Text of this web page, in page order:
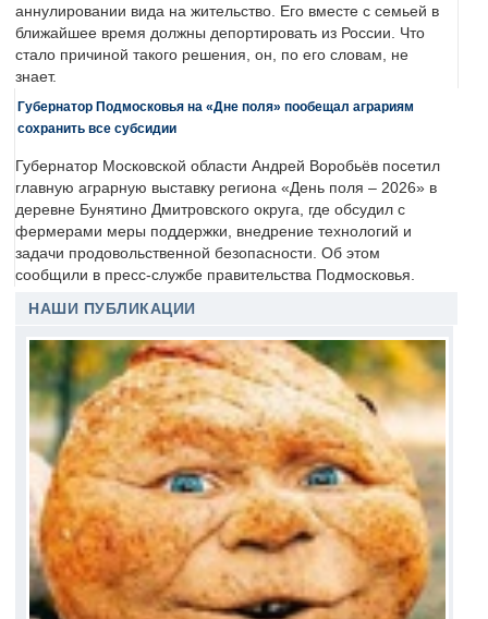
аннулировании вида на жительство. Его вместе с семьей в
ближайшее время должны депортировать из России. Что
стало причиной такого решения, он, по его словам, не
знает.
Губернатор Подмосковья на «Дне поля» пообещал аграриям
сохранить все субсидии
Губернатор Московской области Андрей Воробьёв посетил
главную аграрную выставку региона «День поля – 2026» в
деревне Бунятино Дмитровского округа, где обсудил с
фермерами меры поддержки, внедрение технологий и
задачи продовольственной безопасности. Об этом
сообщили в пресс-службе правительства Подмосковья.
НАШИ ПУБЛИКАЦИИ